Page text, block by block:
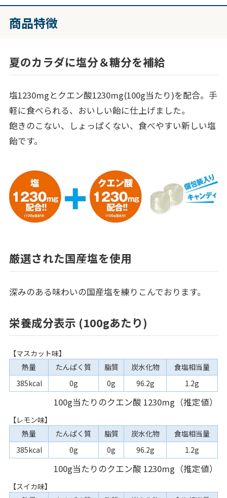
商品特徴
夏のカラダに塩分＆糖分を補給
塩1230mgとクエン酸1230mg(100g当たり)を配合。手
軽に食べられる、おいしい飴に仕上げました。
飽きのこない、しょっぱくない、食べやすい新しい塩
飴です。
厳選された国産塩を使用
深みのある味わいの国産塩を練りこんでおります。
栄養成分表示 (100gあたり)
【マスカット味】
熱量
たんぱく質 脂質 炭水化物
食塩相当量
385kcal
0g 0g 96.2g 1.2g
100g当たりのクエン酸 1230mg（推定値）
【レモン味】
熱量
たんぱく質 脂質 炭水化物
食塩相当量
385kcal
0g 0g 96.2g 1.2g
100g当たりのクエン酸 1230mg（推定値）
【スイカ味】